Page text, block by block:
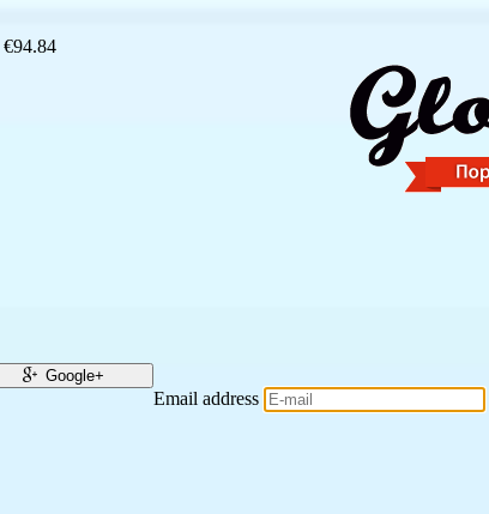
€94.84
Google+
Email address